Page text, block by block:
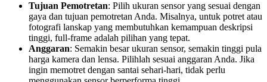
Tujuan Pemotretan: Pilih ukuran sensor yang sesuai dengan
gaya dan tujuan pemotretan Anda. Misalnya, untuk potret atau
fotografi lanskap yang membutuhkan kemampuan deskripsi
tinggi, full-frame adalah pilihan yang tepat.
Anggaran: Semakin besar ukuran sensor, semakin tinggi pula
harga kamera dan lensa. Pilihlah sesuai anggaran Anda. Jika
ingin memotret dengan santai sehari-hari, tidak perlu